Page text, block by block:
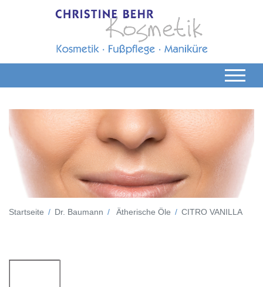
Startseite Dr. Baumann Ätherische Öle CITRO VANILLA